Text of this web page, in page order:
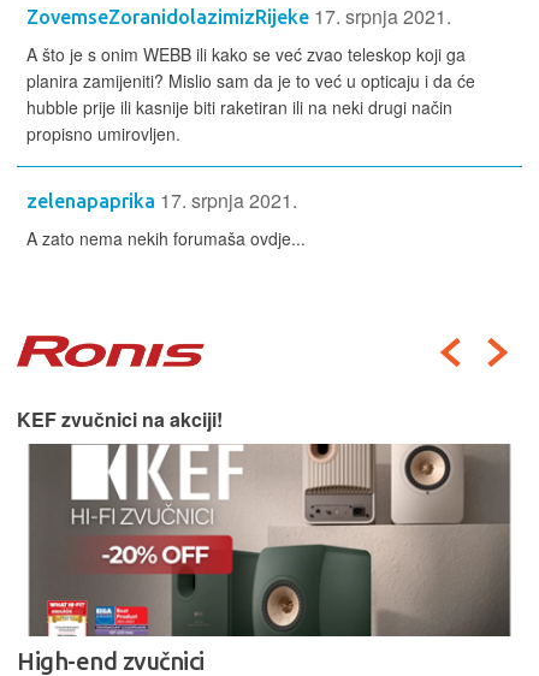
ZovemseZoranidolazimizRijeke 17. srpnja 2021.
A što je s onim WEBB ili kako se već zvao teleskop koji ga
planira zamijeniti? Mislio sam da je to već u opticaju i da će
hubble prije ili kasnije biti raketiran ili na neki drugi način
propisno umirovljen.
zelenapaprika 17. srpnja 2021.
A zato nema nekih forumaša ovdje...
KEF zvučnici na akciji!
High-end zvučnici